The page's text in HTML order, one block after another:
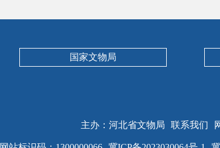
国家文物局
主办：河北省文物局 联系我们